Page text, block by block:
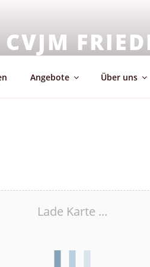
CVJM
Angebote Über uns
Lade Karte ...